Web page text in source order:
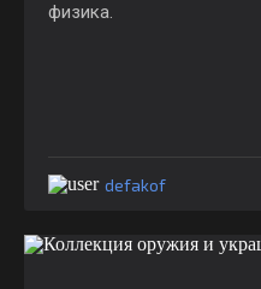
физика.
defakof